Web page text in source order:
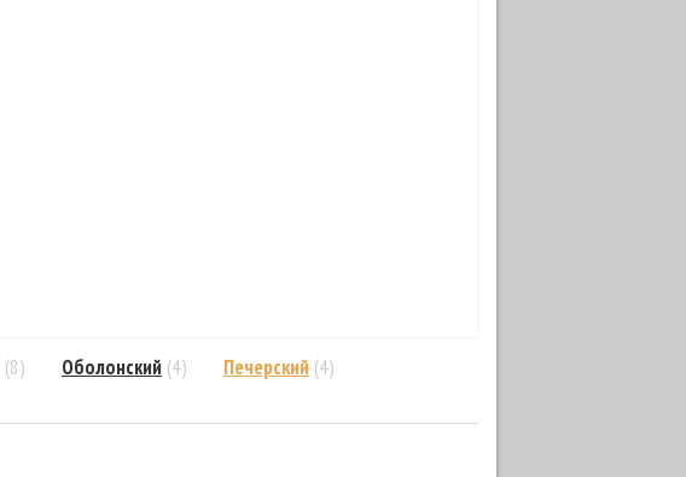
(8) Оболонский (4) Печерский (4)